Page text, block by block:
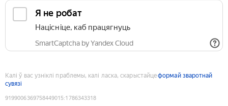
Я не робат
Націсніце, каб працягнуць
SmartCaptcha by Yandex Cloud
Калі ў вас узніклі праблемы, калі ласка, скарыстайцеформай зваротнай
сувязі
9199006369758449015:1786343318